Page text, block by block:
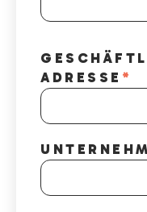
ADRESSE *